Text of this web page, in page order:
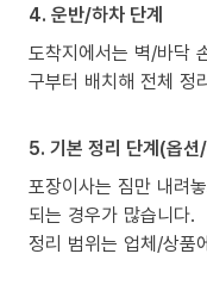
4. 운반/하차 단계
도착지에서는 벽/바닥
구부터 배치해 전체 정
5. 기본 정리 단계(옵션
포장이사는 짐만 내려
되는 경우가 많습니다.
정리 범위는 업체/상품